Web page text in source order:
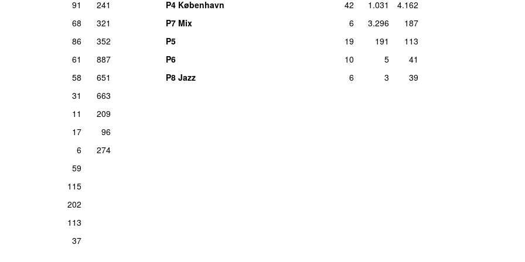
fre 6. december 2019
5
5
4
91
241
68
321
86
352
61
887
58
651
31
663
11
209
17
96
6
274
59
115
202
113
37
P4 København
42 1.031
4.162
P7 Mix
6 3.296
187
P5
19 191
113
P6
10 5
41
P8 Jazz
6 3 39